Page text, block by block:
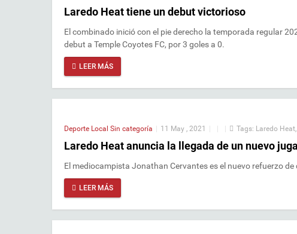
Laredo Heat tiene un debut victorioso
El combinado inició con el pie derecho la temporada regular
debut a Temple Coyotes FC, por 3 goles a 0.
LEER MÁS
Deporte Local Sin categoría 11 May , 2021 Tags: Laredo Heat,
Laredo Heat anuncia la llegada de un nuevo
El mediocampista Jonathan Cervantes es el nuevo refuerzo
LEER MÁS